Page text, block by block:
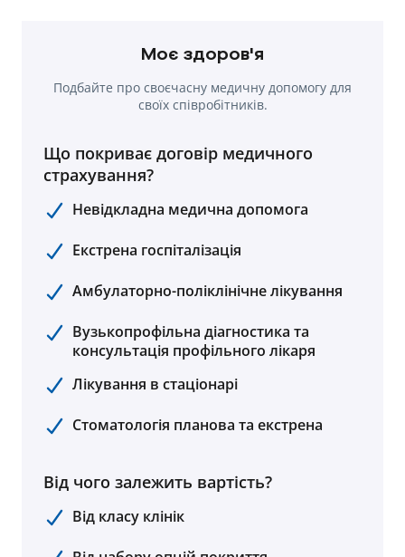
Моє здоров'я
Подбайте про своєчасну медичну допомогу для
своїх співробітників.
Що покриває договір медичного
страхування?
Невідкладна медична допомога
Екстрена госпіталізація
Амбулаторно-поліклінічне лікування
Вузькопрофільна діагностика та
консультація профільного лікаря
Лікування в стаціонарі
Стоматологія планова та екстрена
Від чого залежить вартість?
Від класу клінік